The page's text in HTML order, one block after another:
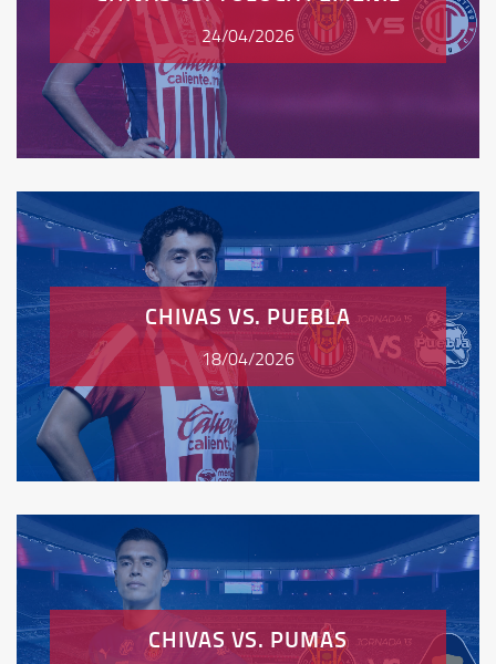
24/04/2026
CHIVAS VS. PUEBLA
18/04/2026
CHIVAS VS. PUMAS